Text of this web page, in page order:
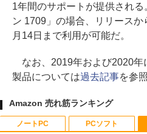
1年間のサポートが提供され
ン 1709」の場合、リリース
月14日まで利用が可能だ。
なお、2019年および2020年
製品については過去記事を参
Amazon 売れ筋ランキング
ノートPC PCソフト